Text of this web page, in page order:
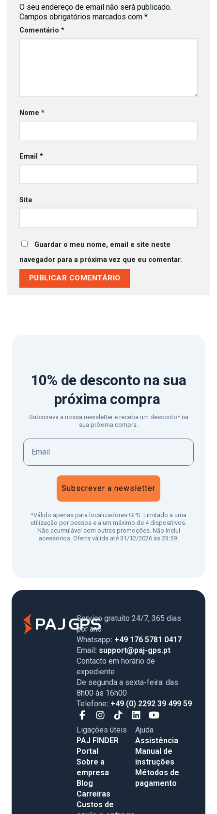
O seu endereço de email não será publicado.
Campos obrigatórios marcados com *
Comentário *
Nome *
Email *
Site
Guardar o meu nome, email e site neste
navegador para a próxima vez que eu comentar.
10% de desconto na sua
próxima compra
Subscreva a nossa newsletter e receba um desconto* na
sua próxima compra.
Subscrever a newsletter
*Válido apenas para localizadores GPS. Limitado a uma
utilização por pessoa e a um máximo de 4 dispositivos.
Não acumulável com outras promoções. Não inclui
acessórios. Oferta válida até 31/12/2026 às 23:59.
Serviço gratuito 24/7, 365 dias
por ano
Whatsapp: +49 176 5781 0417
Email: support@paj-gps.pt
Contacto em horário de
expediente
De segunda a sexta-feira: das
8h00 às 16h00
Telefone: +49 (0) 2292 39 499 59
Ligações úteis
PAJ FINDER
Portal
Sobre a
empresa
Blog
Carreiras
Custos de
Ajuda
Assistência
Manual de
instruções
Métodos de
pagamento